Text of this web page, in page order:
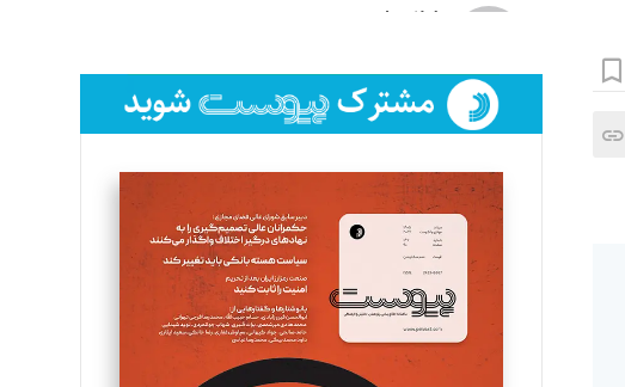
لیلا حنارود
فائزه فتحی رستمی
تحریریه
سروش کرمیان
تحریریه
مینا پاکدل